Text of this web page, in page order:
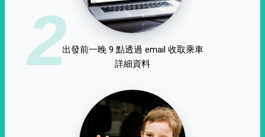
2出發前一晚 9 點透過 email 收取乘車
詳細資料